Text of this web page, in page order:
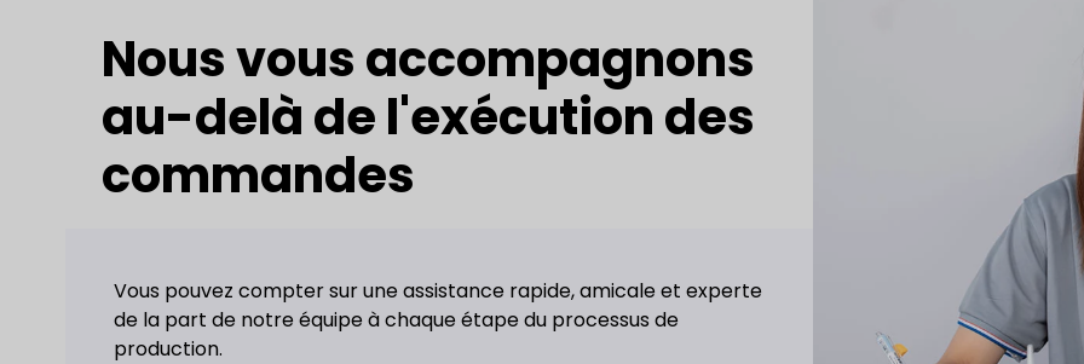
Nous vous accompagnons
au-delà de l'exécution des
commandes
Vous pouvez compter sur une assistance rapide, amicale et experte
de la part de notre équipe à chaque étape du processus de
production.